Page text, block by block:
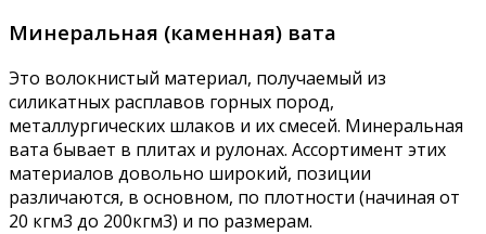
Минеральная (каменная) вата
Это волокнистый материал, получаемый из
силикатных расплавов горных пород,
металлургических шлаков и их смесей. Минеральная
вата бывает в плитах и рулонах. Ассортимент этих
материалов довольно широкий, позиции
различаются, в основном, по плотности (начиная от
20 кгм3 до 200кгм3) и по размерам.